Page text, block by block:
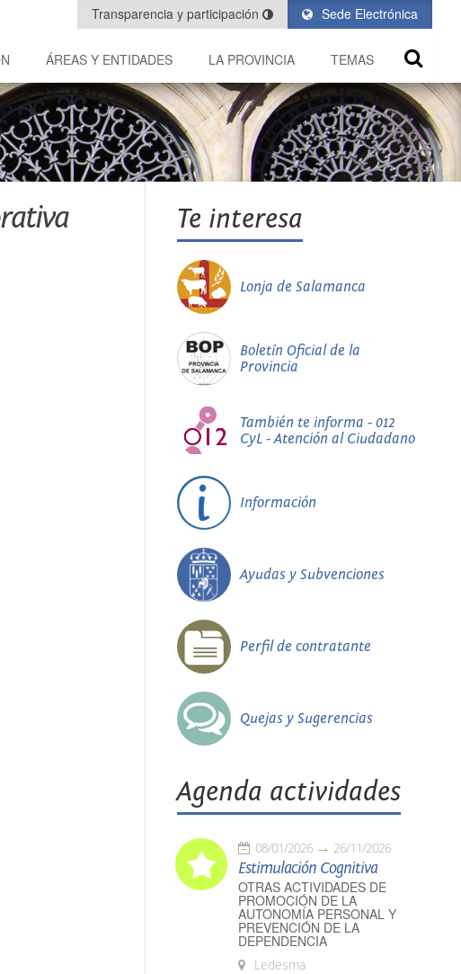
Sede Electrónica
Transparencia y participación
ÁREAS Y ENTIDADES LA PROVINCIA TEMAS
Te interesa
Lonja de Salamanca
Boletín Oficial de la
Provincia
También te informa - 012
CyL - Atención al Ciudadano
Información
Ayudas y Subvenciones
Perfil de contratante
Quejas y Sugerencias
Agenda actividades
08/01/2026 26/11/2026
Estimulación Cognitiva
OTRAS ACTIVIDADES DE
PROMOCIÓN DE LA
AUTONOMÍA PERSONAL Y
PREVENCIÓN DE LA
DEPENDENCIA
Ledesma